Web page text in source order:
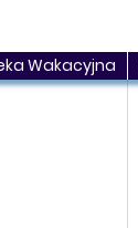
Wakacyjna